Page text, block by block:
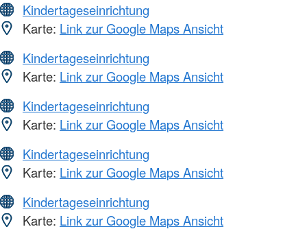
Kindertageseinrichtung
Karte: Link zur Google Maps Ansicht
Kindertageseinrichtung
Karte: Link zur Google Maps Ansicht
Kindertageseinrichtung
Karte: Link zur Google Maps Ansicht
Kindertageseinrichtung
Karte: Link zur Google Maps Ansicht
Kindertageseinrichtung
Karte: Link zur Google Maps Ansicht